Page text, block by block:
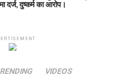
दर्ज, दुष्कर्म का आरोप।
VIDEOS